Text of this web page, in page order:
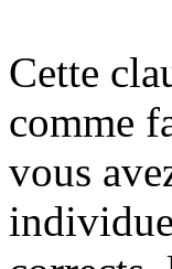
Cette
comme
vous